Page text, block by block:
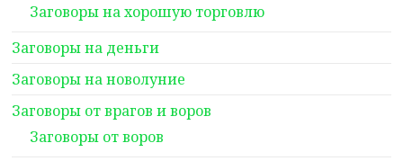
Заговоры на хорошую торговлю
Заговоры на деньги
Заговоры на новолуние
Заговоры от врагов и воров
Заговоры от воров